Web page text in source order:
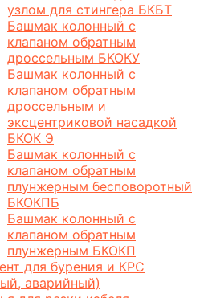
узлом для стингера БКБТ
Башмак колонный с
клапаном обратным
дроссельным БКОКУ
Башмак колонный с
клапаном обратным
дроссельным и
эксцентриковой насадкой
БКОК Э
Башмак колонный с
клапаном обратным
плунжерным бесповоротный
БКОКПБ
Башмак колонный с
клапаном обратным
плунжерным БКОКП
для бурения и КРС
аварийный)